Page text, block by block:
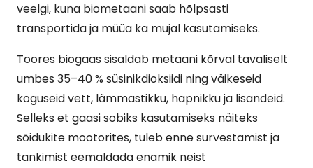
veelgi, kuna biometaani saab hõlpsasti
transportida ja müüa ka mujal kasutamiseks.
Toores biogaas sisaldab metaani kõrval tavaliselt
umbes 35–40 % süsinikdioksiidi ning väikeseid
koguseid vett, lämmastikku, hapnikku ja lisandeid.
Selleks et gaasi sobiks kasutamiseks näiteks
sõidukite mootorites, tuleb enne survestamist ja
tankimist eemaldada enamik neist